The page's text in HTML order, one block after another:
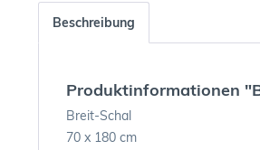
Beschreibung
Produktinformationen
Breit-Schal
70 x 180 cm